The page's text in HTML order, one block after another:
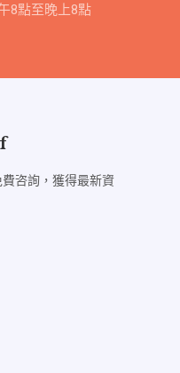
8點至晚上8點
咨詢，獲得最新資